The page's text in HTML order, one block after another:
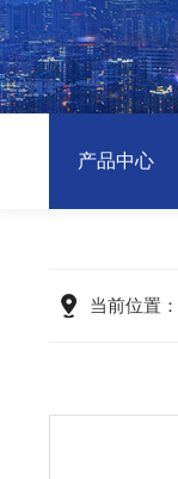
产品中心
当前位置：